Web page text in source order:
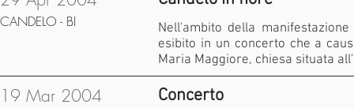
CANDELO - BI
Nell'ambito della
esibito in un concerto che a
Maria Maggiore, chiesa situata
19 Mar 2004 Concerto